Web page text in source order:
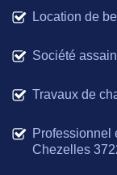
Location de
Société
Travaux de
Professionnel
Chezelles